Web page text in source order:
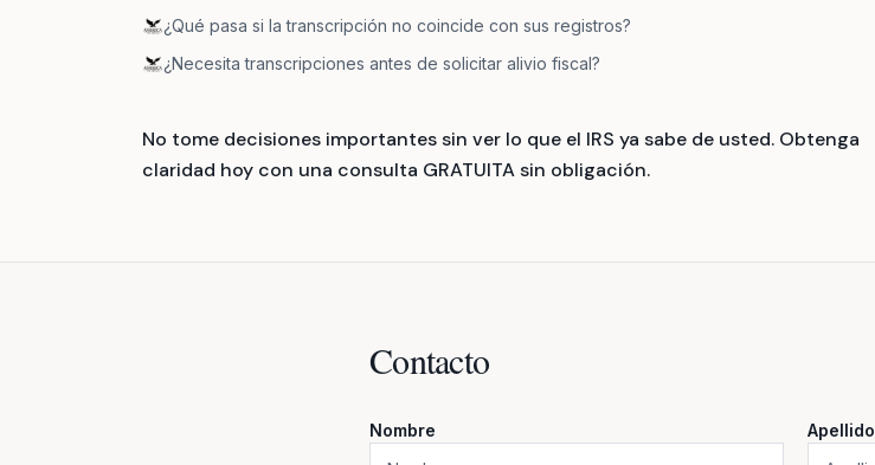
¿Qué pasa si la transcripción no coincide con sus registros?
¿Necesita transcripciones antes de solicitar alivio fiscal?
No tome decisiones importantes sin ver lo que el IRS ya sabe de usted. Obtenga
claridad hoy con una consulta GRATUITA sin obligación.
Contacto
Nombre Apellido